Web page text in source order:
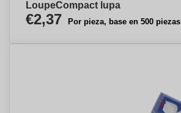
LoupeCompact lupa
€2,37 Por pieza, base en 500 piezas